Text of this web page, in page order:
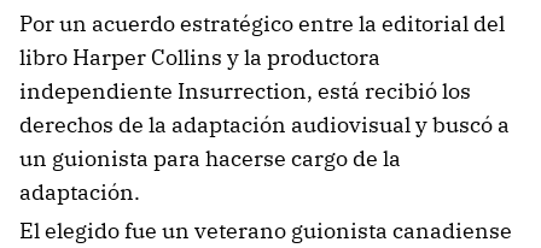
Por un acuerdo estratégico entre la editorial del
libro Harper Collins y la productora
independiente Insurrection, está recibió los
derechos de la adaptación audiovisual y buscó a
un guionista para hacerse cargo de la
adaptación.
El elegido fue un veterano guionista canadiense